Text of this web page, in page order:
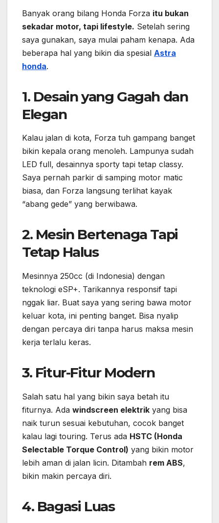
Banyak orang bilang Honda Forza itu bukan
sekadar motor, tapi lifestyle. Setelah sering
saya gunakan, saya mulai paham kenapa. Ada
beberapa hal yang bikin dia spesial Astra
honda.
1. Desain yang Gagah dan
Elegan
Kalau jalan di kota, Forza tuh gampang banget
bikin kepala orang menoleh. Lampunya sudah
LED full, desainnya sporty tapi tetap classy.
Saya pernah parkir di samping motor matic
biasa, dan Forza langsung terlihat kayak
“abang gede” yang berwibawa.
2. Mesin Bertenaga Tapi
Tetap Halus
Mesinnya 250cc (di Indonesia) dengan
teknologi eSP+. Tarikannya responsif tapi
nggak liar. Buat saya yang sering bawa motor
keluar kota, ini penting banget. Bisa nyalip
dengan percaya diri tanpa harus maksa mesin
kerja terlalu keras.
3. Fitur-Fitur Modern
Salah satu hal yang bikin saya betah itu
fiturnya. Ada windscreen elektrik yang bisa
naik turun sesuai kebutuhan, cocok banget
kalau lagi touring. Terus ada HSTC (Honda
Selectable Torque Control) yang bikin motor
lebih aman di jalan licin. Ditambah rem ABS,
bikin makin percaya diri.
4. Bagasi Luas